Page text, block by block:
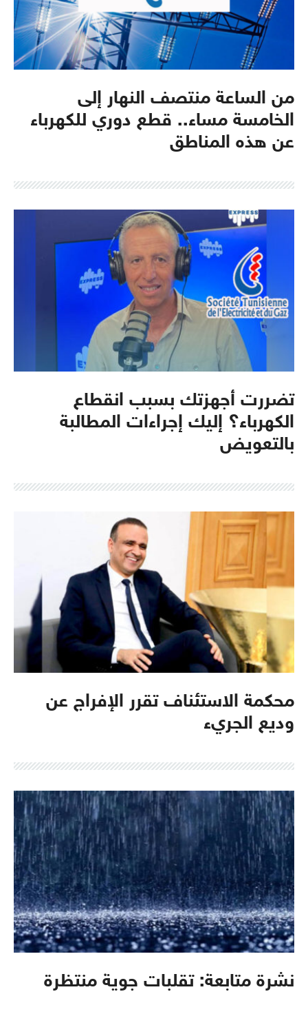
من الساعة منتصف النهار إلى
الخامسة مساء.. قطع دوري للكهرباء
عن هذه المناطق
تضررت أجهزتك بسبب انقطاع
الكهرباء؟ إليك إجراءات المطالبة
بالتعويض
محكمة الاستئناف تقرر الإفراج عن
وديع الجريء
نشرة متابعة: تقلبات جوية منتظرة